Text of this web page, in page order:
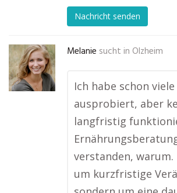
Nachricht senden
Melanie sucht in Olzheim
Ich habe schon
ausprobiert, aber
langfristig
verstanden,
um kurzfristige